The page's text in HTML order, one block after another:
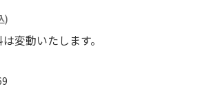
)
変動いたします。